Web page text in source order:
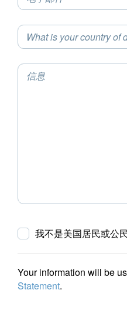
What is your country of
信息
我不是美国居民或公
Your information will be
Statement.